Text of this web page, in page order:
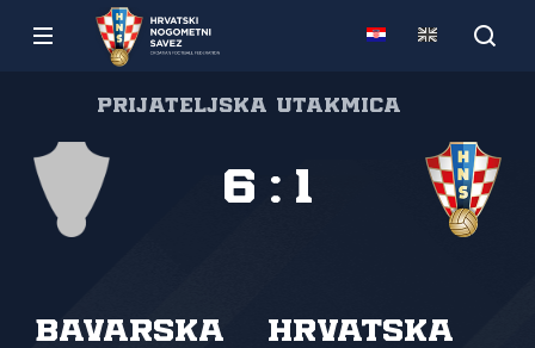
Prijateljska utakmica
Bavarska Hrvatska
6 : 1